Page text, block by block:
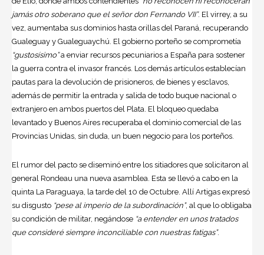
jamás otro soberano que el señor don Fernando VII”. El virrey, a su
vez, aumentaba sus dominios hasta orillas del Paraná, recuperando
Gualeguay y Gualeguaychú. El gobierno porteño se comprometía
“gustosísimo”a enviar recursos pecuniarios a España para sostener
la guerra contra el invasor francés. Los demás artículos establecían
pautas para la devolución de prisioneros, de bienes y esclavos,
además de permitir la entrada y salida de todo buque nacional o
extranjero en ambos puertos del Plata. El bloqueo quedaba
levantado y Buenos Aires recuperaba el dominio comercial de las
Provincias Unidas, sin duda, un buen negocio para los porteños.
El rumor del pacto se diseminó entre los sitiadores que solicitaron al
general Rondeau una nueva asamblea. Esta se llevó a cabo en la
quinta La Paraguaya, la tarde del 10 de Octubre. Allí Artigas expresó
su disgusto “pese al imperio de la subordinación”, al que lo obligaba
su condición de militar, negándose “a entender en unos tratados
que consideré siempre inconciliable con nuestras fatigas”.